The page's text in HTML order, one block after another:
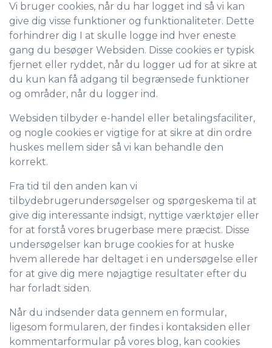
Vi bruger cookies, når du har logget ind så vi kan
give dig visse funktioner og funktionaliteter. Dette
forhindrer dig I at skulle logge ind hver eneste
gang du besøger Websiden. Disse cookies er typisk
fjernet eller ryddet, når du logger ud for at sikre at
du kun kan få adgang til begrænsede funktioner
og områder, når du logger ind.
Websiden tilbyder e-handel eller betalingsfaciliter,
og nogle cookies er vigtige for at sikre at din ordre
huskes mellem sider så vi kan behandle den
korrekt.
Fra tid til den anden kan vi
tilbydebrugerundersøgelser og spørgeskema til at
give dig interessante indsigt, nyttige værktøjer eller
for at forstå vores brugerbase mere præcist. Disse
undersøgelser kan bruge cookies for at huske
hvem allerede har deltaget i en undersøgelse eller
for at give dig mere nøjagtige resultater efter du
har forladt siden.
Når du indsender data gennem en formular,
ligesom formularen, der findes i kontaksiden eller
kommentarformular på vores blog, kan cookies